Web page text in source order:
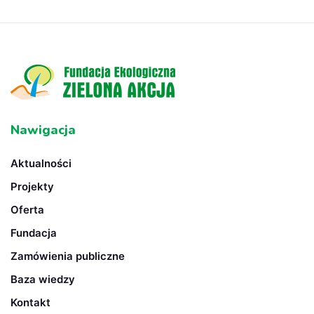
Nawigacja
Aktualności
Projekty
Oferta
Fundacja
Zamówienia publiczne
Baza wiedzy
Kontakt